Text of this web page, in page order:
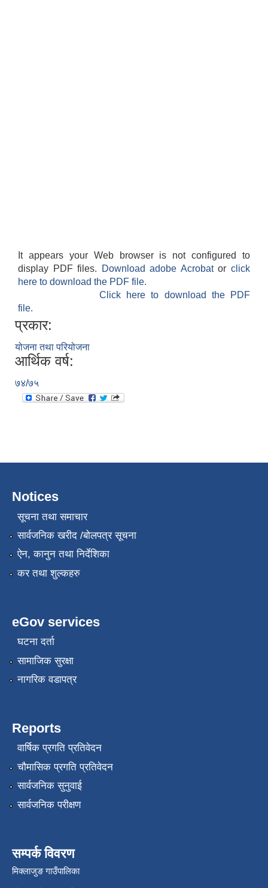
It appears your Web browser is not configured to
display PDF files.
Download adobe Acrobatorclick
here to download the PDF file.
Click here to download the PDF
file.
प्रकार:
योजना तथा परियोजना
आर्थिक वर्ष:
७४/७५
Notices
सूचना तथा समाचार
सार्वजनिक खरीद /बोलपत्र सूचना
ऐन, कानुन तथा निर्देशिका
कर तथा शुल्कहरु
eGov services
घटना दर्ता
सामाजिक सुरक्षा
नागरिक वडापत्र
Reports
वार्षिक प्रगति प्रतिवेदन
चौमासिक प्रगति प्रतिवेदन
सार्वजनिक सुनुवाई
सार्वजनिक परीक्षण
सम्पर्क विवरण
मिक्लाजुङ गाउँपालिका